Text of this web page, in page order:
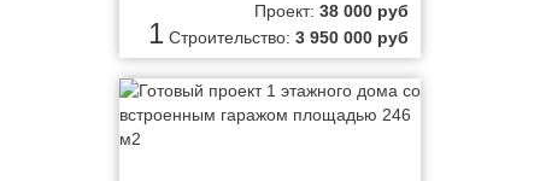
1
Проект: 38 000 руб
Строительство: 3 950 000 руб